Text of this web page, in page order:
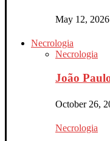
May 12, 2026
Necrologia
Necrologia
João
October 26,
Necrologia